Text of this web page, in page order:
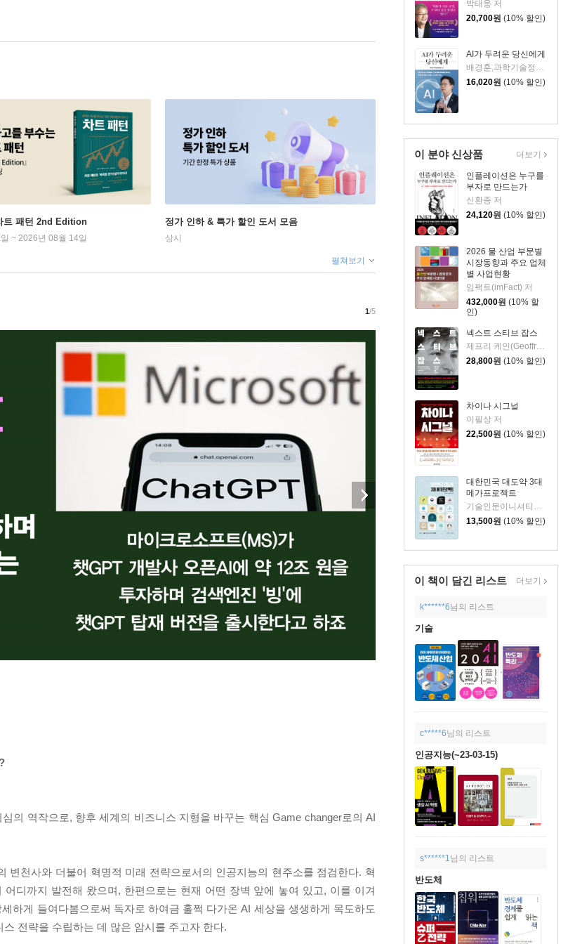
박태웅 저
20,700원 (10% 할인)
AI가 두려운 당신에게
16,020원 (10% 할인)
이 분야 신상품
인플레이션은 누구를
부자로 만드는가
신환종 저
24,120원 (10% 할인)
2026 물 산업 부문별
시장동향과 주요 업체
별 사업현황
임팩트(imFact) 저
432,000원 (10% 할
인)
넥스트 스티브 잡스
제프리 케인(Geoffrey Cain) 저/이민석 역
28,800원 (10% 할인)
차이나 시그널
이필상 저
22,500원 (10% 할인)
대한민국 대도약 3대
메가프로젝트
기술인문이니셔티브 집현 저
13,500원 (10% 할인)
더보기
이 책이 담긴 리스트 더보기
k******6님의 리스트
기술
c*****6님의 리스트
인공지능(~23-03-15)
s******1님의 리스트
반도체
트 패턴 2nd Edition
~ 2026년 08월 14일
정가 인하 & 특가 할인 도서 모음
상시
펼쳐보기
1/5
의 역작으로, 향후 세계의 비즈니스 지형을 바꾸는 핵심 Game changer로의 AI
변천사와 더불어 혁명적 미래 전략으로서의 인공지능의 현주소를 점검한다. 혁
디까지 발전해 왔으며, 한편으로는 현재 어떤 장벽 앞에 놓여 있고, 이를 이겨
하게 들여다봄으로써 독자로 하여금 훌쩍 다가온 AI 세상을 생생하게 목도하도
전략을 수립하는 데 많은 암시를 주고자 한다.